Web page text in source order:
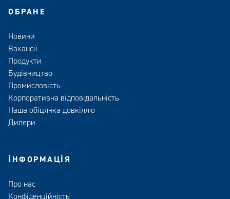
ОБРАНЕ
Новини
Вакансії
Продукти
Будівництво
Промисловість
Корпоративна відповідальність
Наша обіцянка довкіллю
Дилери
ІНФОРМАЦІЯ
Про нас
Конфіденційність